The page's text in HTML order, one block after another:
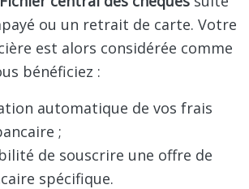
ou un retrait de carte. Votre
est alors considérée comme
bénéficiez :
automatique de vos frais
;
de souscrire une offre de
spécifique.